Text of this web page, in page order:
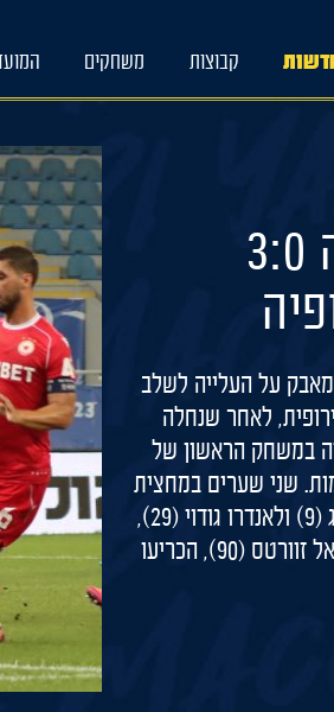
קבוצות משחקים
מכבי נכנעה 3:0
על העלייה לשלב
לאחר שנחלה
סופיה במשחק הראשון של
שני שערים במחצית
הראשונה של מקס אבונג (9) ולאנדרו גודוי (29),
לצד שער מאוחר של ג'ואל זוורטס (90), הכריעו